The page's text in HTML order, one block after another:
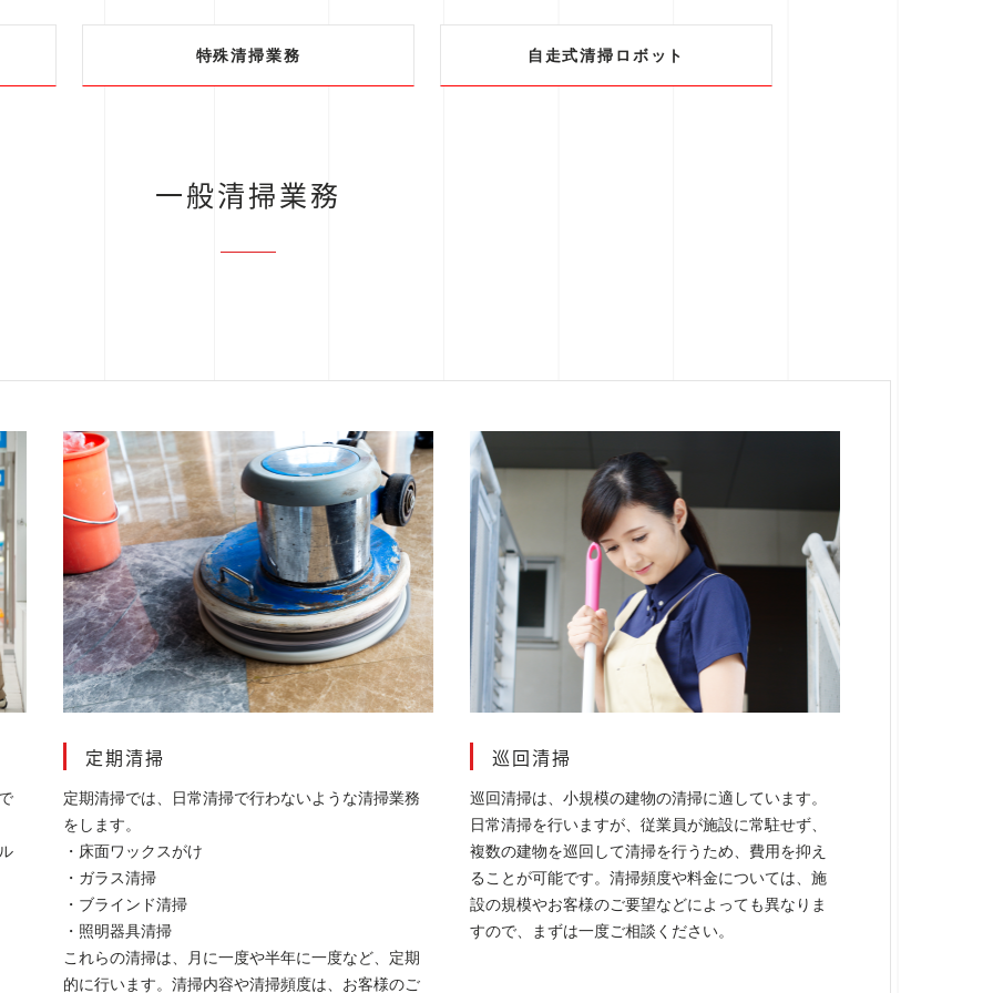
特殊清掃業務 自走式清掃ロボット
一般清掃業務
定期清掃
定期清掃では、日常清掃で行わないような清掃業務
をします。
・床面ワックスがけ
・ガラス清掃
・ブラインド清掃
・照明器具清掃
これらの清掃は、月に一度や半年に一度など、定期
的に行います。清掃内容や清掃頻度は、お客様のご
巡回清掃
巡回清掃は、小規模の建物の清掃に適しています。
日常清掃を行いますが、従業員が施設に常駐せず、
複数の建物を巡回して清掃を行うため、費用を抑え
ることが可能です。清掃頻度や料金については、施
設の規模やお客様のご要望などによっても異なりま
すので、まずは一度ご相談ください。